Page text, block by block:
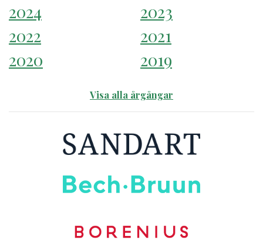
2024
2023
2022
2021
2020
2019
Visa alla årgångar